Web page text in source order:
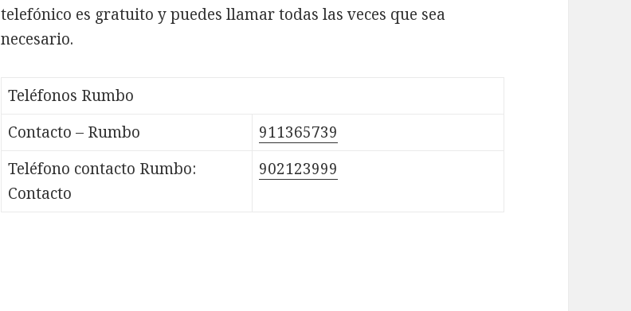
telefónico es gratuito y puedes llamar todas las veces que sea
necesario.
Teléfonos Rumbo
Contacto – Rumbo
911365739
Teléfono contacto Rumbo:
Contacto
902123999